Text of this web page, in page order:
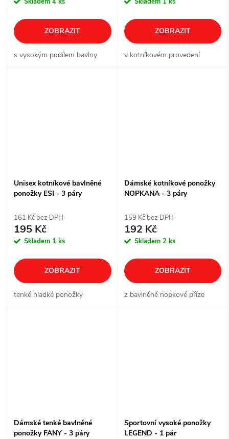
ZOBRAZIT
s vysokým podílem bavlny
ZOBRAZIT
v kotníkovém provedení
Unisex kotníkové bavlněné
ponožky ESI - 3 páry
161 Kč bez DPH
195 Kč
Skladem 1 ks
ZOBRAZIT
tenké hladké ponožky
Dámské kotníkové ponožky
NOPKANA - 3 páry
159 Kč bez DPH
192 Kč
Skladem 2 ks
ZOBRAZIT
z bavlněné nopkové příze
Dámské tenké bavlněné
ponožky FANY - 3 páry
Sportovní vysoké ponožky
LEGEND - 1 pár